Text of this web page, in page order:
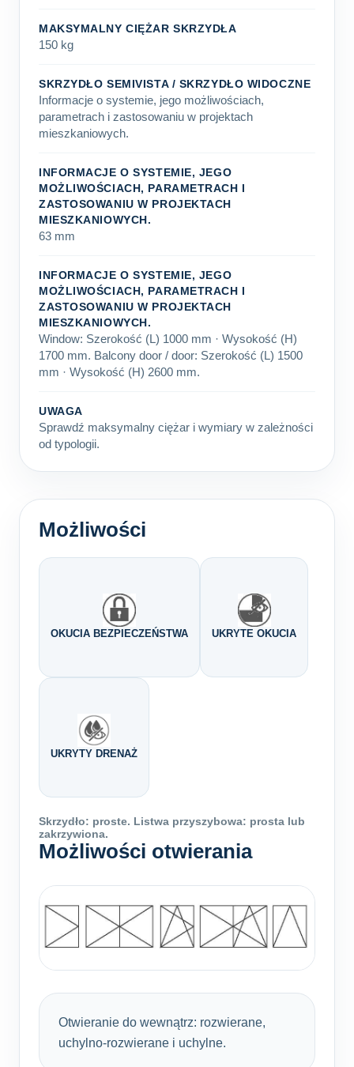
MAKSYMALNY CIĘŻAR SKRZYDŁA
150 kg
SKRZYDŁO SEMIVISTA / SKRZYDŁO WIDOCZNE
Informacje o systemie, jego możliwościach,
parametrach i zastosowaniu w projektach
mieszkaniowych.
INFORMACJE O SYSTEMIE, JEGO
MOŻLIWOŚCIACH, PARAMETRACH I
ZASTOSOWANIU W PROJEKTACH
MIESZKANIOWYCH.
63 mm
INFORMACJE O SYSTEMIE, JEGO
MOŻLIWOŚCIACH, PARAMETRACH I
ZASTOSOWANIU W PROJEKTACH
MIESZKANIOWYCH.
Window: Szerokość (L) 1000 mm · Wysokość (H)
1700 mm. Balcony door / door: Szerokość (L) 1500
mm · Wysokość (H) 2600 mm.
UWAGA
Sprawdź maksymalny ciężar i wymiary w zależności
od typologii.
Możliwości
OKUCIA BEZPIECZEŃSTWA UKRYTE OKUCIA
UKRYTY DRENAŻ
Skrzydło: proste. Listwa przyszybowa: prosta lub
zakrzywiona.
Możliwości otwierania
Otwieranie do wewnątrz: rozwierane,
uchylno-rozwierane i uchylne.